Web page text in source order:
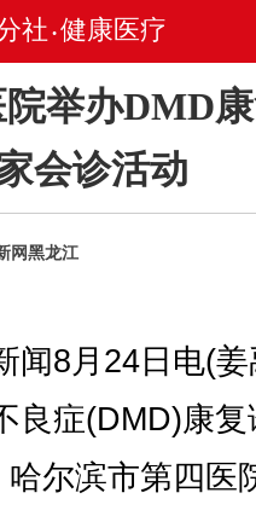
社 • 健康医疗
举办DMD
会诊活动
网黑龙江
8月24日电(姜
良症(DMD)康
尔滨市第四医